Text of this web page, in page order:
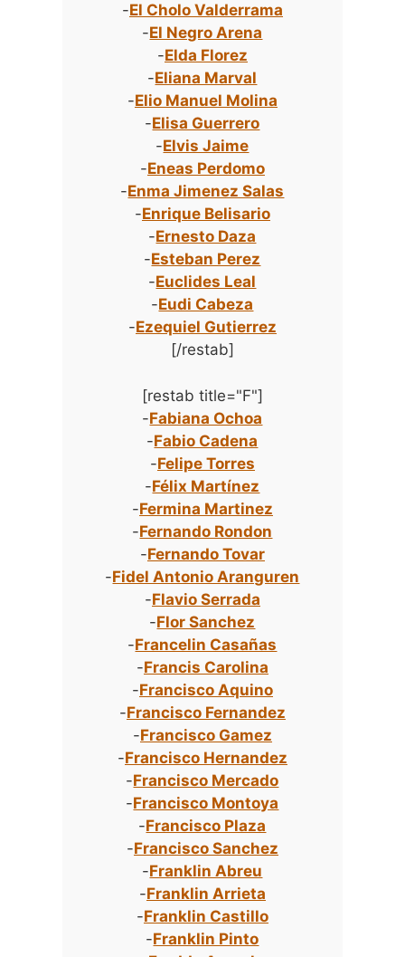
-El Cholo Valderrama
-El Negro Arena
-Elda Florez
-Eliana Marval
-Elio Manuel Molina
-Elisa Guerrero
-Elvis Jaime
-Eneas Perdomo
-Enma Jimenez Salas
-Enrique Belisario
-Ernesto Daza
-Esteban Perez
-Euclides Leal
-Eudi Cabeza
-Ezequiel Gutierrez
[/restab]
[restab title="F"]
-Fabiana Ochoa
-Fabio Cadena
-Felipe Torres
-Félix Martínez
-Fermina Martinez
-Fernando Rondon
-Fernando Tovar
-Fidel Antonio Aranguren
-Flavio Serrada
-Flor Sanchez
-Francelin Casañas
-Francis Carolina
-Francisco Aquino
-Francisco Fernandez
-Francisco Gamez
-Francisco Hernandez
-Francisco Mercado
-Francisco Montoya
-Francisco Plaza
-Francisco Sanchez
-Franklin Abreu
-Franklin Arrieta
-Franklin Castillo
-Franklin Pinto